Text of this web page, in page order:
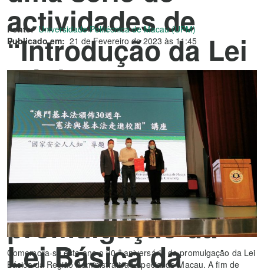
actividades de
“Introdução da Lei
Básica e da
Constituição no
Campus Escolar”
para comemorar o
30.º aniversário da
promulgação da
Lei Básica da
Fonte: Universidade Politécnica de Macau (UPM)
Publicado em: 21 de Fevereiro de 2023 às 11:45
Comemora-se este ano o 30.º aniversário da promulgação da Lei
Básica da Região Administrativa Especial de Macau. A fim de